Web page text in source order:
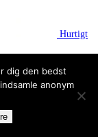
Hurtigt
var:
pris er:
dig den bedst
anonym